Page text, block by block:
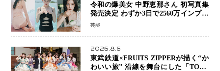
令和の爆美女 中野恵那さん 初写真集
発売決定 わずか3日で2560万インプレ
ッションを記録した話題の美貌を凝縮
芸能
2026.8.6
東武鉄道×FRUITS ZIPPERが描く“か
わいい旅” 沿線を舞台にした「TOBU